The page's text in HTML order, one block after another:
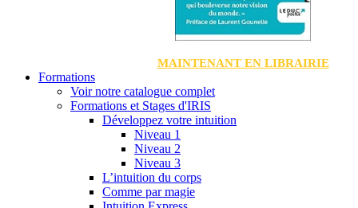
MAINTENANT EN LIBRAIRIE
Formations
Voir notre catalogue complet
Formations et Stages d'IRIS
Développez votre intuition
Niveau 1
Niveau 2
Niveau 3
L’intuition du corps
Comme par magie